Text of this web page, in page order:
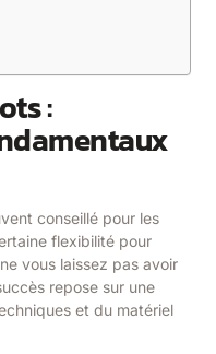
:
conseillé pour les
flexibilité pour
vous laissez pas avoir
repose sur une
et du matériel